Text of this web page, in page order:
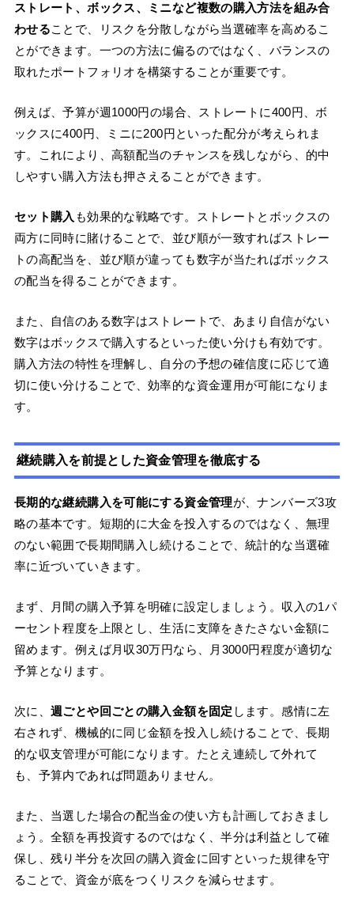
ストレート、ボックス、ミニなど複数の購入方法を組み合
わせることで、リスクを分散しながら当選確率を高めるこ
とができます。一つの方法に偏るのではなく、バランスの
取れたポートフォリオを構築することが重要です。
例えば、予算が週1000円の場合、ストレートに400円、ボ
ックスに400円、ミニに200円といった配分が考えられま
す。これにより、高額配当のチャンスを残しながら、的中
しやすい購入方法も押さえることができます。
セット購入 も効果的な戦略です。ストレートとボックスの
両方に同時に賭けることで、並び順が一致すればストレー
トの高配当を、並び順が違っても数字が当たればボックス
の配当を得ることができます。
また、自信のある数字はストレートで、あまり自信がない
数字はボックスで購入するといった使い分けも有効です。
購入方法の特性を理解し、自分の予想の確信度に応じて適
切に使い分けることで、効率的な資金運用が可能になりま
す。
継続購入を前提とした資金管理を徹底する
長期的な継続購入を可能にする資金管理が、ナンバーズ3攻
略の基本です。短期的に大金を投入するのではなく、無理
のない範囲で長期間購入し続けることで、統計的な当選確
率に近づいていきます。
まず、月間の購入予算を明確に設定しましょう。収入の1パ
ーセント程度を上限とし、生活に支障をきたさない金額に
留めます。例えば月収30万円なら、月3000円程度が適切な
予算となります。
次に、週ごとや回ごとの購入金額を固定 します。感情に左
右されず、機械的に同じ金額を投入し続けることで、長期
的な収支管理が可能になります。たとえ連続して外れて
も、予算内であれば問題ありません。
また、当選した場合の配当金の使い方も計画しておきまし
ょう。全額を再投資するのではなく、半分は利益として確
保し、残り半分を次回の購入資金に回すといった規律を守
ることで、資金が底をつくリスクを減らせます。